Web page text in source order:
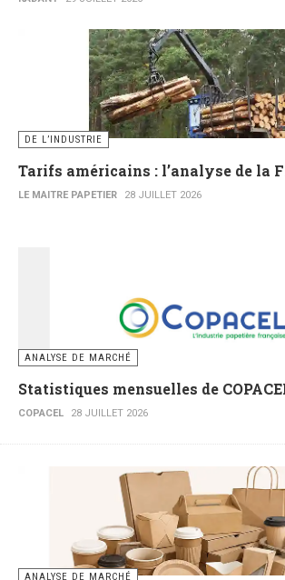
DE L’INDUSTRIE
Tarifs américains : l’analyse de la
LE MAITRE PAPETIER 28 JUILLET 2026
ANALYSE DE MARCHÉ
Statistiques mensuelles de
COPACEL 28 JUILLET 2026
ANALYSE DE MARCHÉ